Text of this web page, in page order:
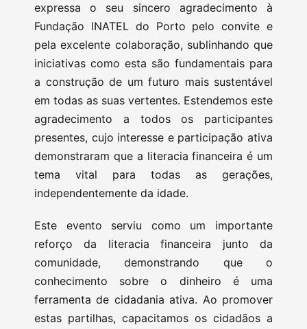
expressa o seu sincero agradecimento à
Fundação INATEL do Porto pelo convite e
pela excelente colaboração, sublinhando que
iniciativas como esta são fundamentais para
a construção de um futuro mais sustentável
em todas as suas vertentes. Estendemos este
agradecimento a todos os participantes
presentes, cujo interesse e participação ativa
demonstraram que a literacia financeira é um
tema vital para todas as gerações,
independentemente da idade.
Este evento serviu como um importante
reforço da literacia financeira junto da
comunidade, demonstrando que o
conhecimento sobre o dinheiro é uma
ferramenta de cidadania ativa. Ao promover
estas partilhas, capacitamos os cidadãos a